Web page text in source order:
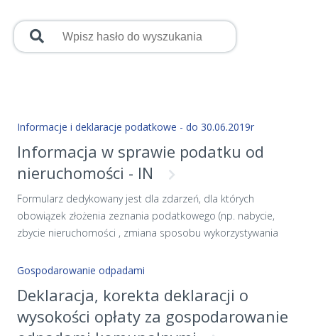
Informacje i deklaracje podatkowe - do 30.06.2019r
Informacja w sprawie podatku od
nieruchomości - IN
Formularz dedykowany jest dla zdarzeń, dla których
obowiązek złożenia zeznania podatkowego (np. nabycie,
zbycie nieruchomości , zmiana sposobu wykorzystywania
Wzór formularza określony został uchwałą Rady Miejskiej w
określenia wzorów formularzy informacji i deklaracji
podatkowych i uchwałą Nr 677/2018 Rady Miejskiej w
Gospodarowanie odpadami
Deklaracja, korekta deklaracji o
wysokości opłaty za gospodarowanie